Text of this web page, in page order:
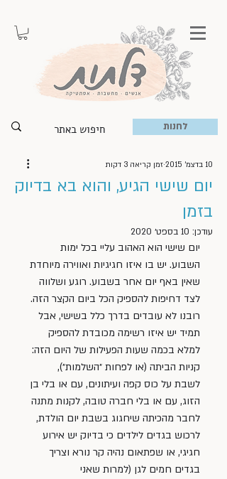
לחנות
יום שישי הגיע, והוא בא בדיוק
בזמן
10 בדצמ׳ 2015 זמן קריאה 3 דקות
עודכן: 10 בספט׳ 2020
יום שישי הוא האהוב עליי בכל ימות
השבוע. יש בו איזו חגיגיות ואווירה מיוחדת
שאין באף יום אחר בשבוע. רוגע ושלווה
לצד דחיפות להספיק הכל ביום הקצר הזה.
רובנו לא עובדים בדרך כלל בשישי, אבל
תמיד יש איזו רשימה מכובדת להספיק
למלא בכמה שעות הפעילות של היום הזה:
קניות הביתה (או לפחות ״השלמות״),
לשבת על כוס קפה ועיתונים, עם או בלי בן
הזוג, עם או בלי חברה טובה, לקנות מתנה
לחבר מהכיתה שיחגוג בשבת יום הולדת,
לרכוש בגדים לילדים כי בדיוק יש אירוע
חגיגי, או שפתאום נהיה קר נורא וצריך
בגדים חמים לגן (למרות שאני